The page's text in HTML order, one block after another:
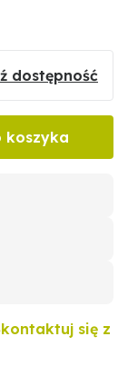
dostępność
koszyka
się z